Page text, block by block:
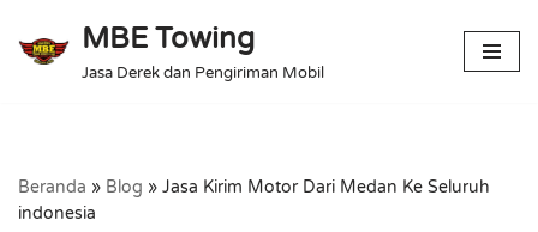
Lompat
MBE Towing
Jasa Derek dan Pengiriman Mobil
Beranda » Blog » Jasa Kirim Motor Dari Medan Ke Seluruh
indonesia